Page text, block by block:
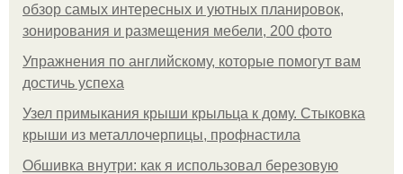
обзор самых интересных и уютных планировок,
зонирования и размещения мебели, 200 фото
Упражнения по английскому, которые помогут вам
достичь успеха
Узел примыкания крыши крыльца к дому. Стыковка
крыши из металлочерпицы, профнастила
Обшивка внутри: как я использовал березовую